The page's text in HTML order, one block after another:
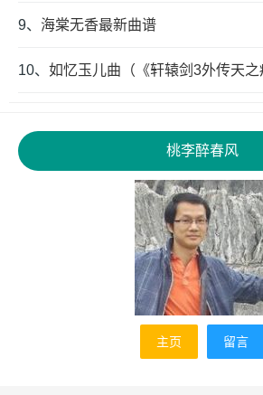
9、 海棠无香最新曲谱
10、 如忆玉儿曲（《轩辕剑3外传天
桃李醉春风
主页 留言